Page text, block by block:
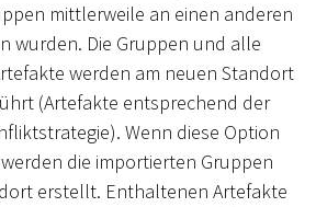
mittlerweile an einen anderen
wurden. Die Gruppen und alle
werden am neuen Standort
(Artefakte entsprechend der
Wenn diese Option
die importierten Gruppen
erstellt. Enthaltenen Artefakte